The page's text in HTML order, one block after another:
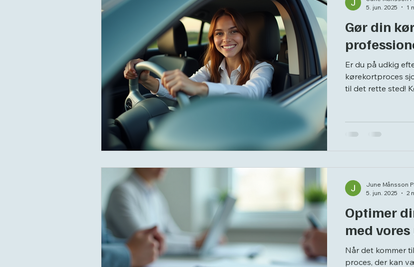
Gør din
Er du på udkig
kørekortproces
til det rette sted!
5. jun. 2025
1
Optimer
med
Når det kommer
proces, der kan
June Månsson
5. jun. 2025
2